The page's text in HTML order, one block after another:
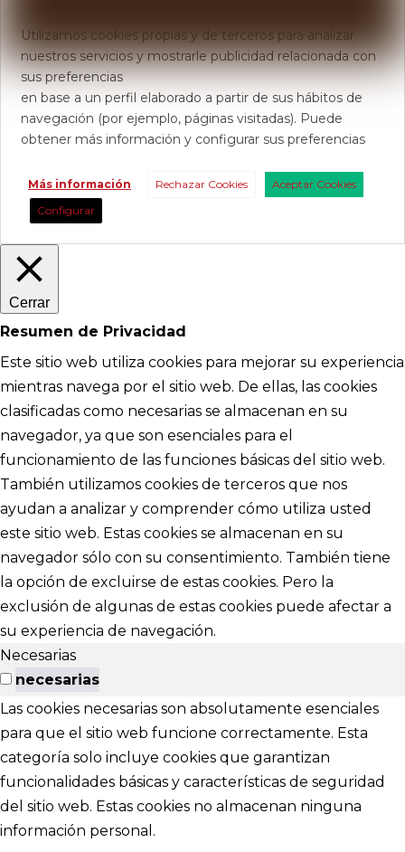
Utilizamos cookies propias y de terceros para analizar
nuestros servicios y mostrarle publicidad relacionada con
sus preferencias
en base a un perfil elaborado a partir de sus hábitos de
navegación (por ejemplo, páginas visitadas). Puede
obtener más información y configurar sus preferencias
Más información Rechazar Cookies
Aceptar Cookies
Configurar
Cerrar
Resumen de Privacidad
Este sitio web utiliza cookies para mejorar su experiencia
mientras navega por el sitio web. De ellas, las cookies
clasificadas como necesarias se almacenan en su
navegador, ya que son esenciales para el
funcionamiento de las funciones básicas del sitio web.
También utilizamos cookies de terceros que nos
ayudan a analizar y comprender cómo utiliza usted
este sitio web. Estas cookies se almacenan en su
navegador sólo con su consentimiento. También tiene
la opción de excluirse de estas cookies. Pero la
exclusión de algunas de estas cookies puede afectar a
su experiencia de navegación.
Necesarias
necesarias
Las cookies necesarias son absolutamente esenciales
para que el sitio web funcione correctamente. Esta
categoría solo incluye cookies que garantizan
funcionalidades básicas y características de seguridad
del sitio web. Estas cookies no almacenan ninguna
información personal.